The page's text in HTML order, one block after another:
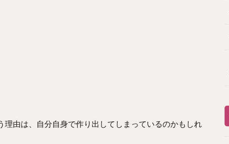
由は、自分自身で作り出してしまっているのかもしれ